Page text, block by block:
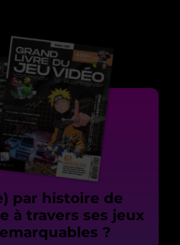
par histoire de
à travers ses jeux
?